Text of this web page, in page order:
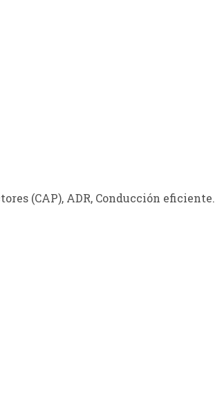
(CAP), ADR, Conducción eficiente.